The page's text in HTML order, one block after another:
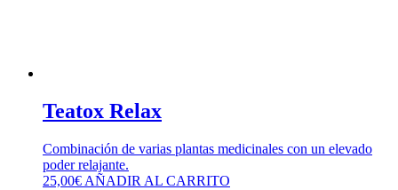
Teatox Relax
Combinación de varias plantas medicinales con un elevado
poder relajante.
25,00€ AÑADIR AL CARRITO